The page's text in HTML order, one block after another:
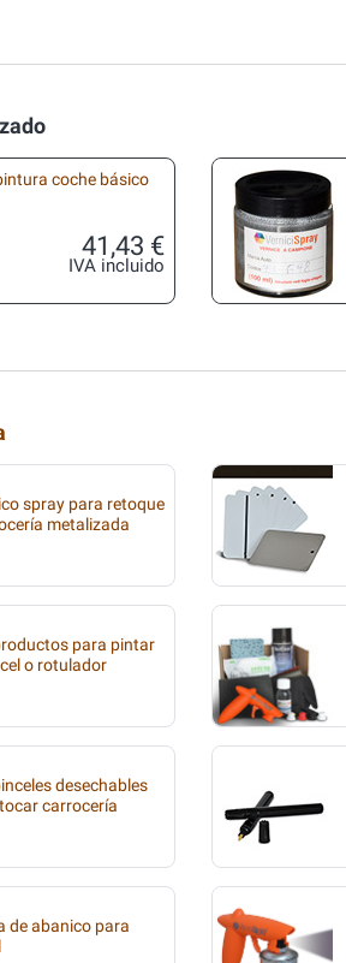
coche básico
41,43 €
IVA incluido
spray para retoque
metalizada
para pintar
o rotulador
desechables
carrocería
de abanico para